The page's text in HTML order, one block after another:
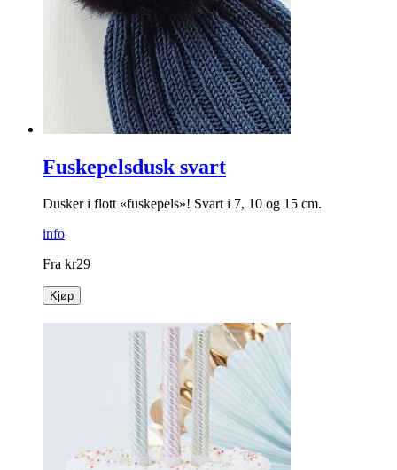
Fuskepelsdusk svart
Dusker i flott «fuskepels»! Svart i 7, 10 og 15 cm.
info
Fra kr29
Kjøp